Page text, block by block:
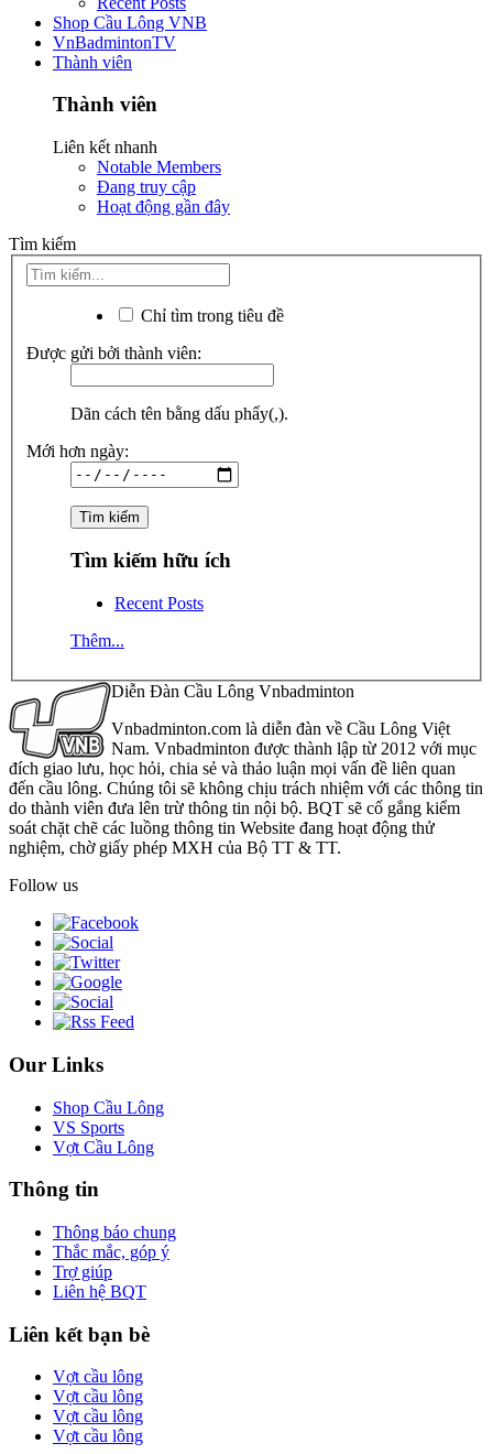
Shop Cầu Lông VNB
VnBadmintonTV
Thành viên
Thành viên
Liên kết nhanh
Notable Members
Đang truy cập
Hoạt động gần đây
Tìm kiếm
Chỉ tìm trong tiêu đề
Được gửi bởi thành viên:
Dãn cách tên bằng dấu phẩy(,).
Mới hơn ngày:
Tìm kiếm hữu ích
Recent Posts
Thêm...
Diễn Đàn Cầu Lông Vnbadminton
Vnbadminton.com là diễn đàn về Cầu Lông Việt
Nam. Vnbadminton được thành lập từ 2012 với mục
đích giao lưu, học hỏi, chia sẻ và thảo luận mọi vấn đề liên quan
đến cầu lông. Chúng tôi sẽ không chịu trách nhiệm với các thông tin
do thành viên đưa lên trừ thông tin nội bộ. BQT sẽ cố gắng kiểm
soát chặt chẽ các luồng thông tin Website đang hoạt động thử
nghiệm, chờ giấy phép MXH của Bộ TT & TT.
Follow us
Our Links
Shop Cầu Lông
VS Sports
Vợt Cầu Lông
Thông tin
Thông báo chung
Thắc mắc, góp ý
Trợ giúp
Liên hệ BQT
Liên kết bạn bè
Vợt cầu lông
Vợt cầu lông
Vợt cầu lông
Vợt cầu lông